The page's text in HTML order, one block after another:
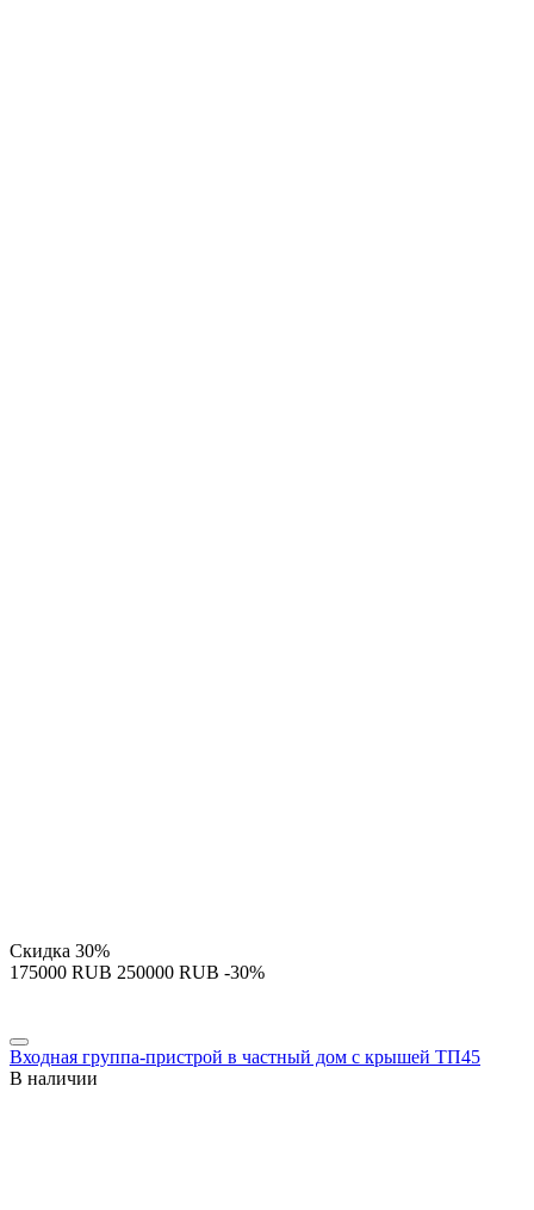
Скидка 30%
‍175000‍ RUB ‍250000‍ RUB -30%
Входная группа-пристрой в частный дом с крышей ТП45
В наличии